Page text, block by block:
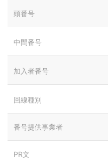
頭番号
中間番号
加入者番号
回線種別
番号提供事業者
PR文